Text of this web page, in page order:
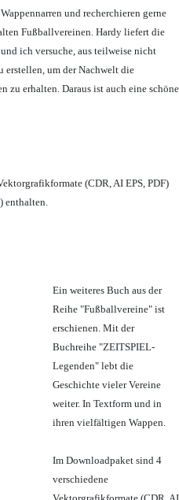
und recherchieren gerne
Fußballvereinen. Hardy liefert die
ich versuche, aus teilweise nicht
erstellen, um der Nachwelt die
zu erhalten. Daraus ist auch eine schöne
(CDR, AI EPS, PDF)
enthalten.
Ein weiteres Buch aus der
Reihe "Fußballvereine" ist
erschienen. Mit der
Buchreihe "ZEITSPIEL-
Legenden" lebt die
Geschichte vieler Vereine
weiter. In Textform und in
ihren vielfältigen Wappen.
Im Downloadpaket sind 4
verschiedene